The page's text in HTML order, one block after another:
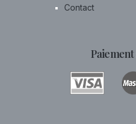
Contact